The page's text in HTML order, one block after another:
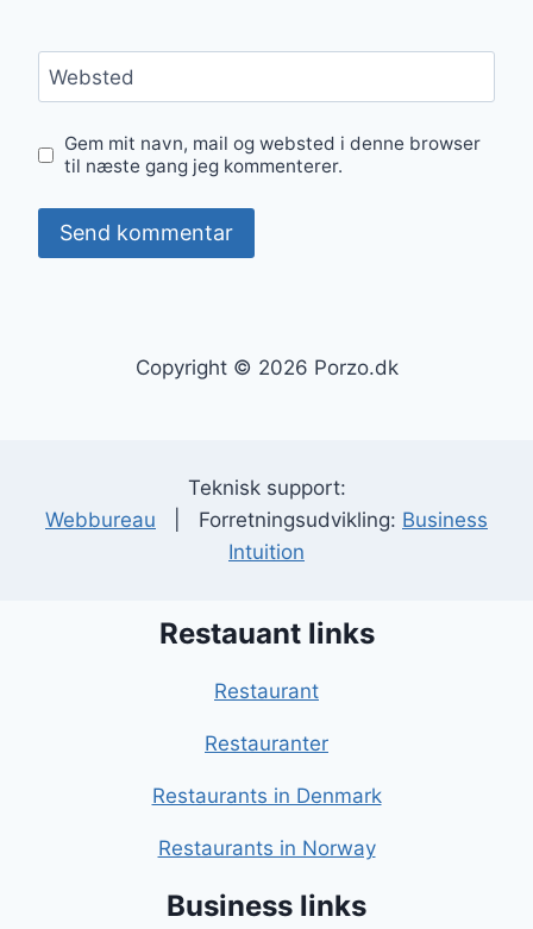
Websted
Gem mit navn, mail og websted i denne browser
til næste gang jeg kommenterer.
Copyright © 2026 Porzo.dk
Teknisk support:
Webbureau | Forretningsudvikling: Business
Intuition
Restauant links
Restaurant
Restauranter
Restaurants in Denmark
Restaurants in Norway
Business links